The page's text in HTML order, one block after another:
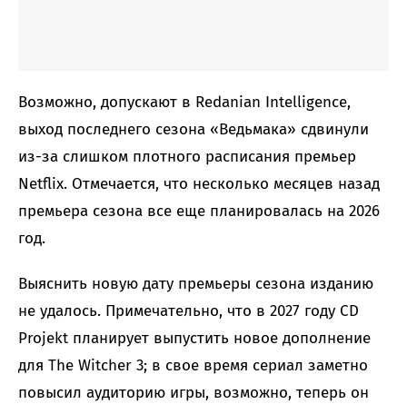
Возможно, допускают в Redanian Intelligence,
выход последнего сезона «Ведьмака» сдвинули
из-за слишком плотного расписания премьер
Netflix. Отмечается, что несколько месяцев назад
премьера сезона все еще планировалась на 2026
год.
Выяснить новую дату премьеры сезона изданию
не удалось. Примечательно, что в 2027 году CD
Projekt планирует выпустить новое дополнение
для The Witcher 3; в свое время сериал заметно
повысил аудиторию игры, возможно, теперь он